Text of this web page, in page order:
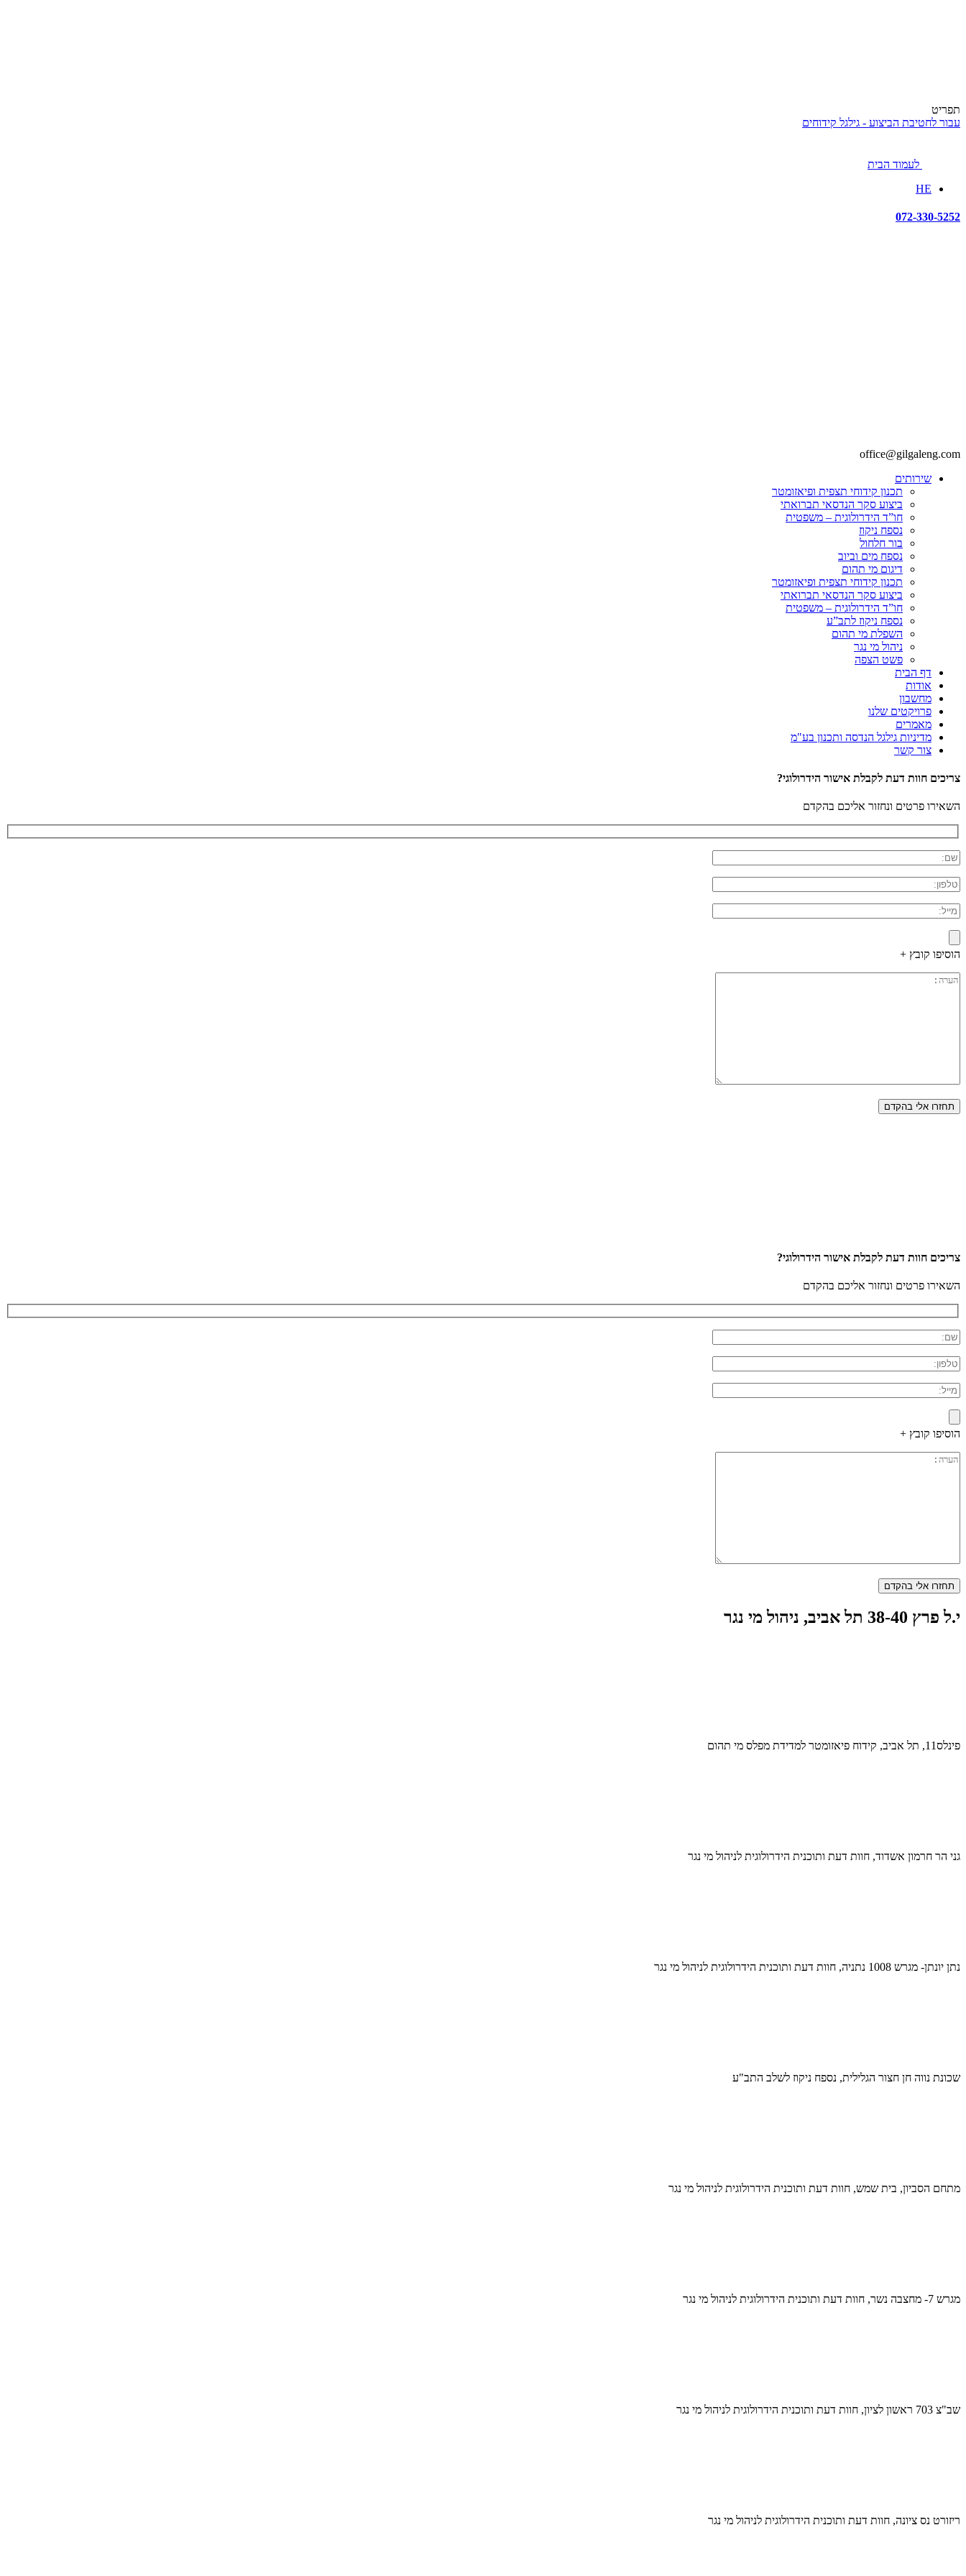
תפריט
עבור לחטיבת הביצוע - גילגל קידוחים
לעמוד הבית
HE
072-330-5252
office@gilgaleng.com
שירותים
תכנון קידוחי תצפית ופיאזומטר
ביצוע סקר הנדסאי תברואתי
חו”ד הידרולוגית – משפטית
נספח ניקוז
בור חלחול
נספח מים וביוב
דיגום מי תהום
תכנון קידוחי תצפית ופיאזומטר
ביצוע סקר הנדסאי תברואתי
חו”ד הידרולוגית – משפטית
נספח ניקוז לתב”ע
השפלת מי תהום
ניהול מי נגר
פשט הצפה
דף הבית
אודות
מחשבון
פרויקטים שלנו
מאמרים
מדיניות גילגל הנדסה ותכנון בע"מ
צור קשר
צריכים חוות דעת לקבלת אישור הידרולוגי?
השאירו פרטים ונחזור אליכם בהקדם
הוסיפו קובץ +
צריכים חוות דעת לקבלת אישור הידרולוגי?
השאירו פרטים ונחזור אליכם בהקדם
הוסיפו קובץ +
י.ל פרץ 38-40 תל אביב, ניהול מי נגר
פינלס11, תל אביב, קידוח פיאזומטר למדידת מפלס מי תהום
גני הר חרמון אשדוד, חוות דעת ותוכנית הידרולוגית לניהול מי נגר
נתן יונתן- מגרש 1008 נתניה, חוות דעת ותוכנית הידרולוגית לניהול מי נגר
שכונת נווה חן חצור הגלילית, נספח ניקוז לשלב התב"ע
מתחם הסביון, בית שמש, חוות דעת ותוכנית הידרולוגית לניהול מי נגר
מגרש 7- מחצבה נשר, חוות דעת ותוכנית הידרולוגית לניהול מי נגר
שב"צ 703 ראשון לציון, חוות דעת ותוכנית הידרולוגית לניהול מי נגר
ריזורט נס ציונה, חוות דעת ותוכנית הידרולוגית לניהול מי נגר